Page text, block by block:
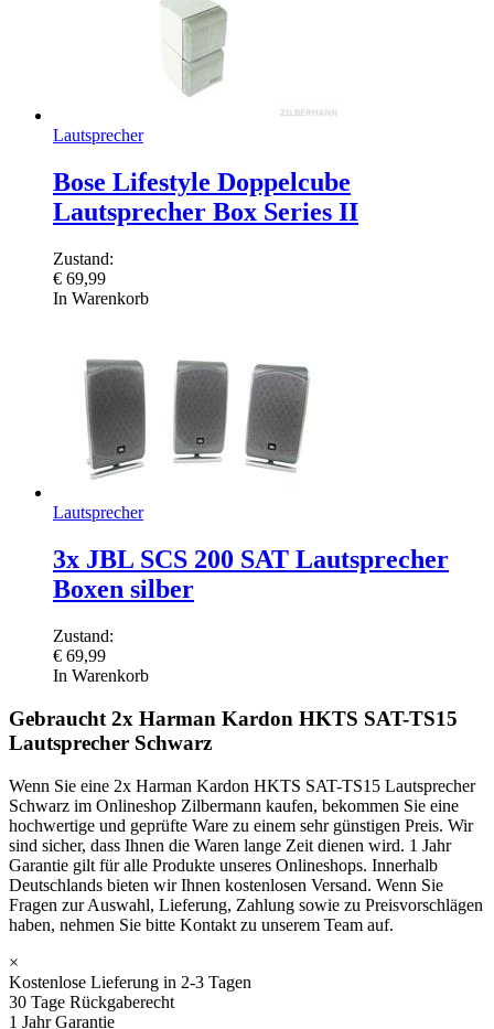
Lautsprecher
Bose Lifestyle Doppelcube
Lautsprecher Box Series II
Zustand:
€ 69,99
In Warenkorb
Lautsprecher
3x JBL SCS 200 SAT Lautsprecher
Boxen silber
Zustand:
€ 69,99
In Warenkorb
Gebraucht 2x Harman Kardon HKTS SAT-TS15
Lautsprecher Schwarz
Wenn Sie eine 2x Harman Kardon HKTS SAT-TS15 Lautsprecher
Schwarz im Onlineshop Zilbermann kaufen, bekommen Sie eine
hochwertige und geprüfte Ware zu einem sehr günstigen Preis. Wir
sind sicher, dass Ihnen die Waren lange Zeit dienen wird. 1 Jahr
Garantie gilt für alle Produkte unseres Onlineshops. Innerhalb
Deutschlands bieten wir Ihnen kostenlosen Versand. Wenn Sie
Fragen zur Auswahl, Lieferung, Zahlung sowie zu Preisvorschlägen
haben, nehmen Sie bitte Kontakt zu unserem Team auf.
×
Kostenlose Lieferung in 2-3 Tagen
30 Tage Rückgaberecht
1 Jahr Garantie